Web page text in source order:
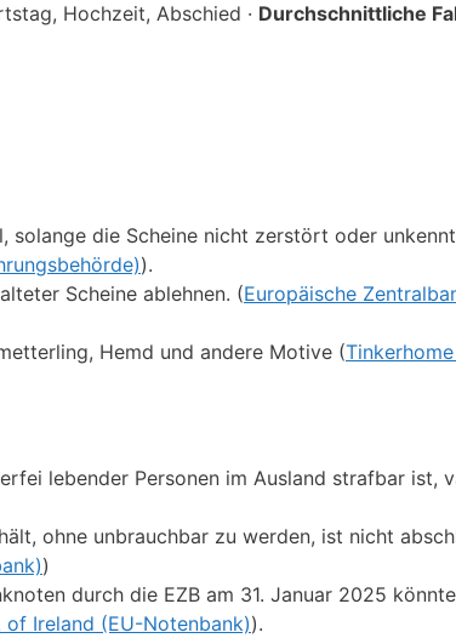
Hochzeit, Abschied · Durchschnittliche
solange die Scheine nicht zerstört oder
).
Scheine ablehnen. (Europäische
Hemd und andere Motive (
lebender Personen im Ausland strafbar ist,
ohne unbrauchbar zu werden, ist nicht
)
durch die EZB am 31. Januar 2025
of Ireland (EU-Notenbank)).